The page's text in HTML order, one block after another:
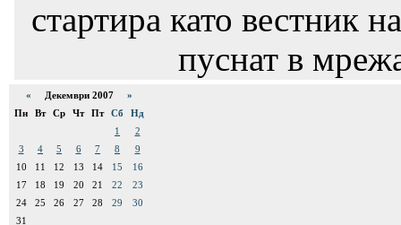
стартира като вестник
пуснат в
« Декември 2007 »
Пн
Вт Ср Чт Пт Сб
Нд
1
2
3
4 5 6 7 8
9
10
11 12 13 14 15
16
17
18 19 20 21 22
23
24
25 26 27 28 29
30
31